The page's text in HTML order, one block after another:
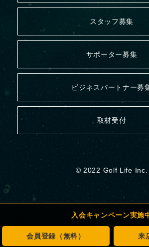
は、お問合わせにご回答ができない場合
情報の取得について
クッキーやウェブビーコン等を用いるな
に認識できない方法によって個人情報の
す。
個人情報の安全管理措置に
と是正、その他個人情報の安全管理のた
措置を講じます。お問合わせへの回答後
は当社内において削除いたします。
【認定個人情報保護団体の名称及び苦情
一般財団法人日本情報経済社会推進協会
相談室
〒106-0032
スタッフ募集
サポーター募集
ビジネスパートナー募
取材受付
© 2022 Golf Life Inc.
入会キャンペーン実施
会員登録（無料） 来